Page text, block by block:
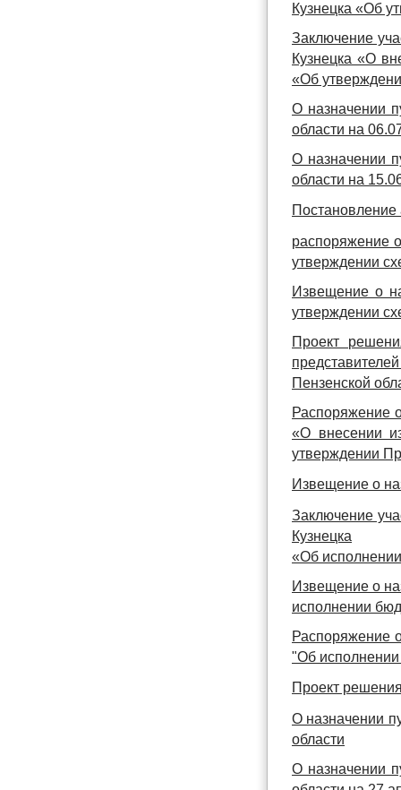
Кузнецка «Об
Заключение
Кузнецка «О
«Об
О назначении
области на
О назначении
области на
Постановление
распоряжение
утверждении
Извещение о
утверждении
Проект
Пензенской
Распоряжение
«О внесении
утверждении
Извещение о
Заключение
Кузнецка
«Об
Извещение о
исполнении
Распоряжение
"Об исполнении
Проект
О назначении
области
О назначении